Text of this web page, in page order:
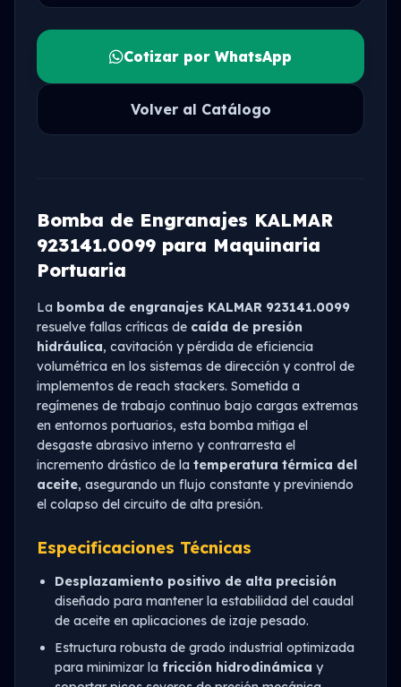
Cotizar por WhatsApp
Volver al Catálogo
Bomba de Engranajes KALMAR
923141.0099 para Maquinaria
Portuaria
La bomba de engranajes KALMAR 923141.0099
resuelve fallas críticas de caída de presión
hidráulica, cavitación y pérdida de eficiencia
volumétrica en los sistemas de dirección y control de
implementos de reach stackers. Sometida a
regímenes de trabajo continuo bajo cargas extremas
en entornos portuarios, esta bomba mitiga el
desgaste abrasivo interno y contrarresta el
incremento drástico de la temperatura térmica del
aceite, asegurando un flujo constante y previniendo
el colapso del circuito de alta presión.
Especificaciones Técnicas
Desplazamiento positivo de alta precisión
diseñado para mantener la estabilidad del caudal
de aceite en aplicaciones de izaje pesado.
Estructura robusta de grado industrial optimizada
para minimizar la fricción hidrodinámica y